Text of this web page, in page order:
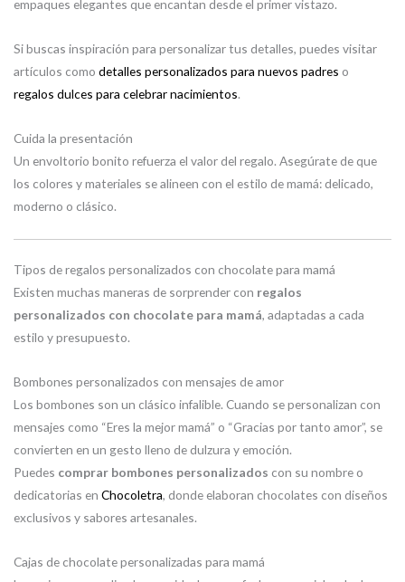
empaques elegantes que encantan desde el primer vistazo.
Si buscas inspiración para personalizar tus detalles, puedes visitar
artículos como detalles personalizados para nuevos padres o
regalos dulces para celebrar nacimientos.
Cuida la presentación
Un envoltorio bonito refuerza el valor del regalo. Asegúrate de que
los colores y materiales se alineen con el estilo de mamá: delicado,
moderno o clásico.
Tipos de regalos personalizados con chocolate para mamá
Existen muchas maneras de sorprender con regalos
personalizados con chocolate para mamá, adaptadas a cada
estilo y presupuesto.
Bombones personalizados con mensajes de amor
Los bombones son un clásico infalible. Cuando se personalizan con
mensajes como “Eres la mejor mamá” o “Gracias por tanto amor”, se
convierten en un gesto lleno de dulzura y emoción.
Puedes comprar bombones personalizados con su nombre o
dedicatorias en Chocoletra, donde elaboran chocolates con diseños
exclusivos y sabores artesanales.
Cajas de chocolate personalizadas para mamá